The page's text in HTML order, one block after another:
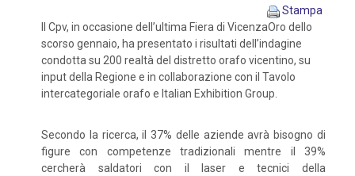
Stampa
Il Cpv, in occasione dell’ultima Fiera di VicenzaOro dello
scorso gennaio, ha presentato i risultati dell’indagine
condotta su 200 realtà del distretto orafo vicentino, su
input della Regione e in collaborazione con il Tavolo
intercategoriale orafo e Italian Exhibition Group.
Secondo la ricerca, il 37% delle aziende avrà bisogno di
figure con competenze tradizionali mentre il 39%
cercherà saldatori con il laser e tecnici della